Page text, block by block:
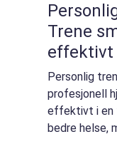
Trene
effektivt
Personlig
profesjonell
effektivt i en
bedre helse,